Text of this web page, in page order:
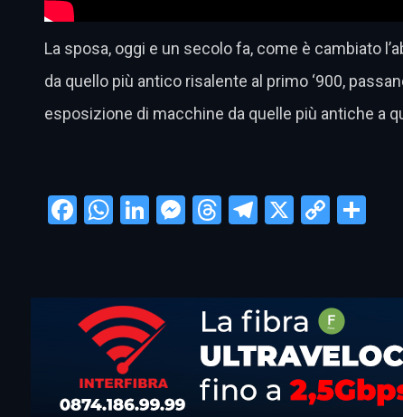
La sposa, oggi e un secolo fa, come è cambiato
da quello più antico risalente al primo ‘900,
esposizione di macchine da quelle più antiche a
Facebook
WhatsApp
LinkedIn
Messenger
Threads
Telegram
X Copy